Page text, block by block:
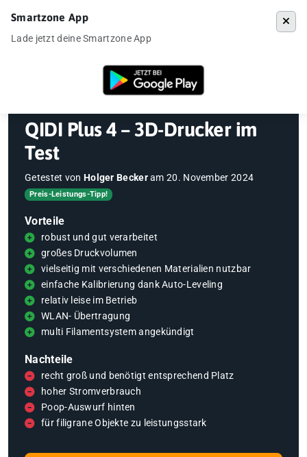
»3D-Drucker»
QIDI Plus 4 – 3D-Drucker im
Test
Getestet von Holger Beckeram20. November 2024
Preis-Leistungs-Tipp!
Vorteile
robust und gut verarbeitet
großes Druckvolumen
vielseitig mit verschiedenen Materialien nutzbar
einfache Kalibrierung dank Auto-Leveling
relativ leise im Betrieb
WLAN- Übertragung
multi Filamentsystem angekündigt
Nachteile
recht groß und benötigt entsprechend Platz
hoher Stromverbrauch
Poop-Auswurf hinten
für filigrane Objekte zu leistungsstark
Smartzone App
Lade jetzt deine Smartzone App